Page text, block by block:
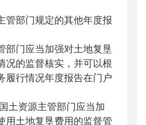
部门规定的其他年度报
门应当加强对土地复垦
况的监督核实，并可以根
履行情况年度报告在门户
资源主管部门应当加
用土地复垦费用的监督管